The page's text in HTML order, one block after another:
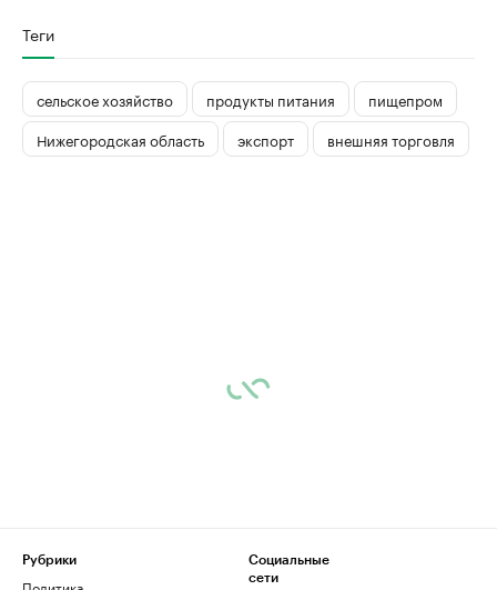
Теги
сельское хозяйство продукты питания
пищепром
Нижегородская область
экспорт внешняя торговля
Рубрики
Социальные
сети